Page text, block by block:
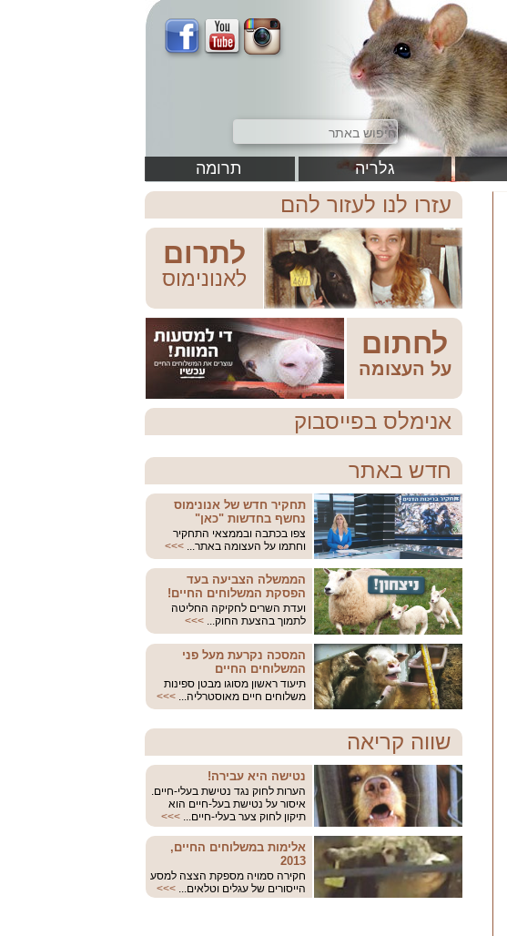
גלריה תרומה
עזרו לנו לעזור להם
לתרום
לאנונימוס
לחתום
על העצומה
אנימלס בפייסבוק
חדש באתר
תחקיר חדש של אנונימוס
נחשף בחדשות "כאן"
צפו בכתבה ובממצאי התחקיר
וחתמו על העצומה באתר... >>>
הממשלה הצביעה בעד
הפסקת המשלוחים החיים!
ועדת השרים לחקיקה החליטה
לתמוך בהצעת החוק... >>>
המסכה נקרעת מעל פני
המשלוחים החיים
תיעוד ראשון מסוגו מבטן ספינות
משלוחים חיים מאוסטרליה... >>>
שווה קריאה
נטישה היא עבירה!
הערות לחוק נגד נטישת בעלי-חיים.
איסור על נטישת בעל-חיים הוא
תיקון לחוק צער בעלי-חיים... >>>
אלימות במשלוחים החיים,
2013
חקירה סמויה מספקת הצצה למסע
הייסורים של עגלים וטלאים... >>>